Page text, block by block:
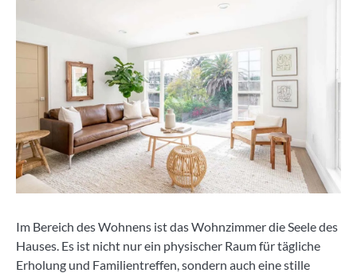
Im Bereich des Wohnens ist das Wohnzimmer die Seele des
Hauses. Es ist nicht nur ein physischer Raum für tägliche
Erholung und Familientreffen, sondern auch eine stille